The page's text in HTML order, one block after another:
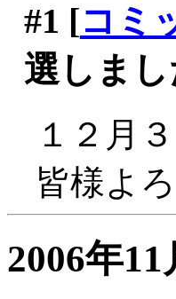
#1 [コミ
選しまし
１２月
皆様よ
2006年